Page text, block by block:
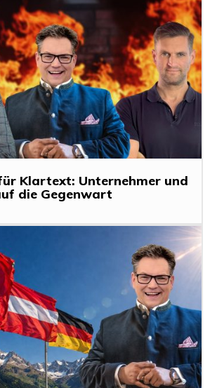
Klartext: Unternehmer und
die Gegenwart